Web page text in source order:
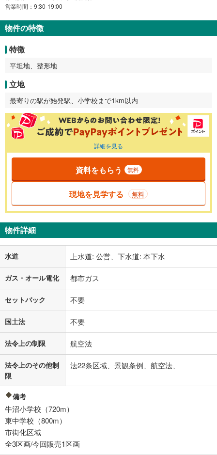
営業時間：9:30-19:00
物件の特徴
特徴
平坦地、整形地
立地
最寄りの駅が始発駅、小学校まで1km以内
詳細を見る
資料をもらう 無料
現地を見学する 無料
物件詳細
水道 上水道: 公営、下水道: 本下水
ガス・オール電化 都市ガス
セットバック 不要
国土法 不要
法令上の制限 航空法
法令上のその他制
限
法22条区域、景観条例、航空法、
備考
牛沼小学校（720m）
東中学校（800m）
市街化区域
全3区画/今回販売1区画